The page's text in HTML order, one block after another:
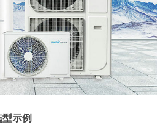
示例